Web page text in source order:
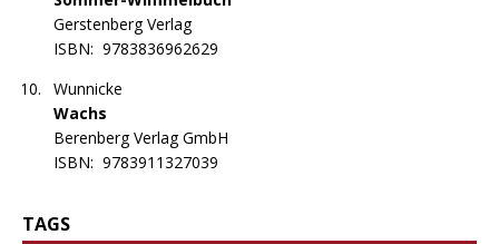
Gerstenberg Verlag
ISBN: 9783836962629
Wunnicke
Wachs
Berenberg Verlag GmbH
ISBN: 9783911327039
TAGS